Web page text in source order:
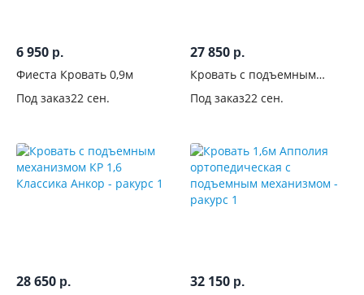
6 950 р.
Фиеста Кровать 0,9м
Под заказ22 сен.
27 850 р.
Кровать с подъемным
Классика Анкор
Под заказ22 сен.
28 650 р. 32 150 р.
296
Классический